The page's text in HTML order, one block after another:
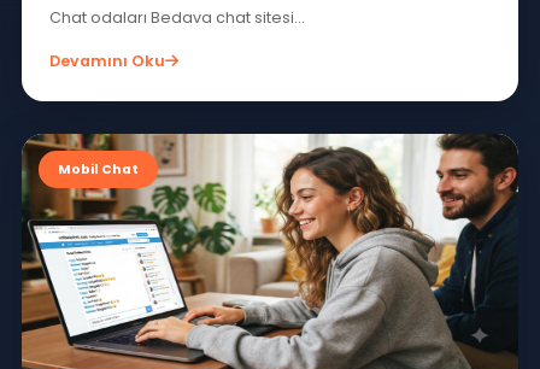
Sohbet siteleri sınırsız sohbet yap...
Devamını Oku
Mobil Sohbet